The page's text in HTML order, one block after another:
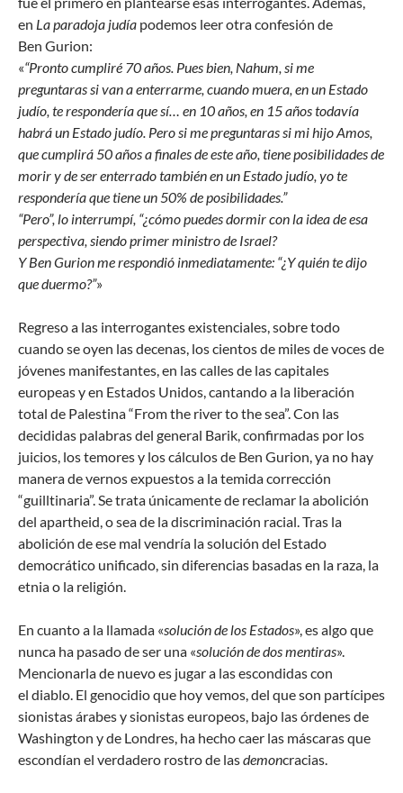
en La paradoja judía podemos leer otra confesión de
Ben Gurion:
«“Pronto cumpliré 70 años. Pues bien, Nahum, si me
preguntaras si van a enterrarme, cuando muera, en un Estado
judío, te respondería que sí… en 10 años, en 15 años todavía
habrá un Estado judío. Pero si me preguntaras si mi hijo Amos,
que cumplirá 50 años a finales de este año, tiene posibilidades de
morir y de ser enterrado también en un Estado judío, yo te
respondería que tiene un 50% de posibilidades.”
“Pero”, lo interrumpí, “¿cómo puedes dormir con la idea de esa
perspectiva, siendo primer ministro de Israel?
Y Ben Gurion me respondió inmediatamente: “¿Y quién te dijo
que duermo?”»
Regreso a las interrogantes existenciales, sobre todo
cuando se oyen las decenas, los cientos de miles de voces de
jóvenes manifestantes, en las calles de las capitales
europeas y en Estados Unidos, cantando a la liberación
total de Palestina “From the river to the sea”. Con las
decididas palabras del general Barik, confirmadas por los
juicios, los temores y los cálculos de Ben Gurion, ya no hay
manera de vernos expuestos a la temida corrección
“guilltinaria”. Se trata únicamente de reclamar la abolición
del apartheid, o sea de la discriminación racial. Tras la
abolición de ese mal vendría la solución del Estado
democrático unificado, sin diferencias basadas en la raza, la
etnia o la religión.
En cuanto a la llamada «solución de los Estados», es algo que
nunca ha pasado de ser una «solución de dos mentiras».
Mencionarla de nuevo es jugar a las escondidas con
el diablo. El genocidio que hoy vemos, del que son partícipes
sionistas árabes y sionistas europeos, bajo las órdenes de
Washington y de Londres, ha hecho caer las máscaras que
escondían el verdadero rostro de lasdemoncracias.